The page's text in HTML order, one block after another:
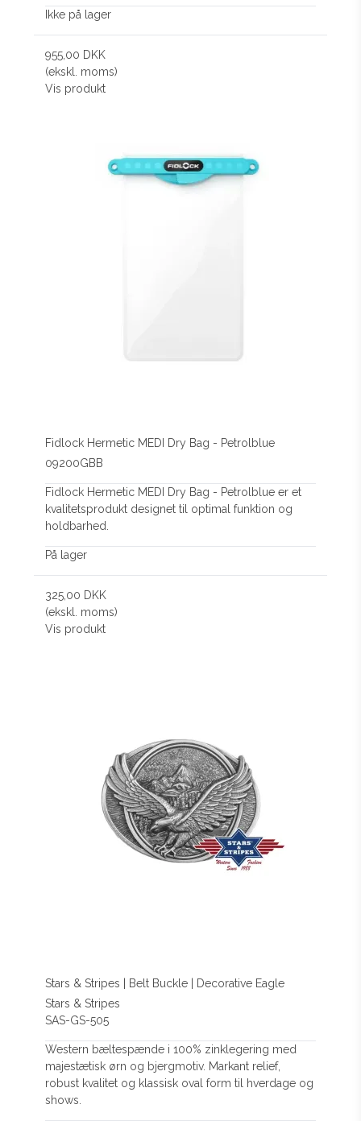
Ikke på lager
955,00 DKK
(ekskl. moms)
Vis produkt
Fidlock Hermetic MEDI Dry Bag - Petrolblue
09200GBB
Fidlock Hermetic MEDI Dry Bag - Petrolblue er et
kvalitetsprodukt designet til optimal funktion og
holdbarhed.
På lager
325,00 DKK
(ekskl. moms)
Vis produkt
Stars & Stripes | Belt Buckle | Decorative Eagle
Stars & Stripes
SAS-GS-505
Western bæltespænde i 100% zinklegering med
majestætisk ørn og bjergmotiv. Markant relief,
robust kvalitet og klassisk oval form til hverdage og
shows.